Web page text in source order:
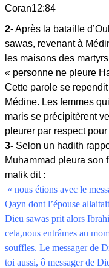
Coran12:84
2-Après la bataille
sawas, revenant à
les maisons des
« personne ne pleure
Cette parole se
Médine. Les femmes
maris se précipitèrent
pleurer par respect
3- Selon un hadith
Muhammad pleura son
malik dit :
« nous étions avec le
Qayn dont l’épouse
Dieu sawas prit alors
cela,nous entrâmes au
souffles. Le messager de
toi aussi, ô messager de